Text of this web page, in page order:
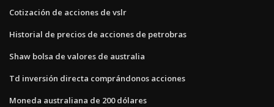
Cotización de acciones de vslr
Historial de precios de acciones de petrobras
Shaw bolsa de valores de australia
Td inversión directa comprándonos acciones
Moneda australiana de 200 dólares